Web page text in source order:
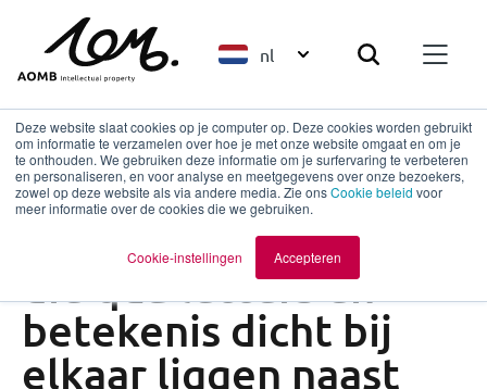
Deze website slaat cookies op je computer op. Deze cookies worden gebruikt
om informatie te verzamelen over hoe je met onze website omgaat en om je
te onthouden. We gebruiken deze informatie om je surfervaring te verbeteren
en personaliseren, en voor analyse en meetgegevens over onze bezoekers,
zowel op deze website als via andere media. Zie onsCookie beleid voor
meer informatie over de cookies die we gebruiken.
Cookie-instellingen Accepteren
nl
Terug naar overzicht
Kunnen twee merken
die qua letters en
betekenis dicht bij
elkaar liggen naast